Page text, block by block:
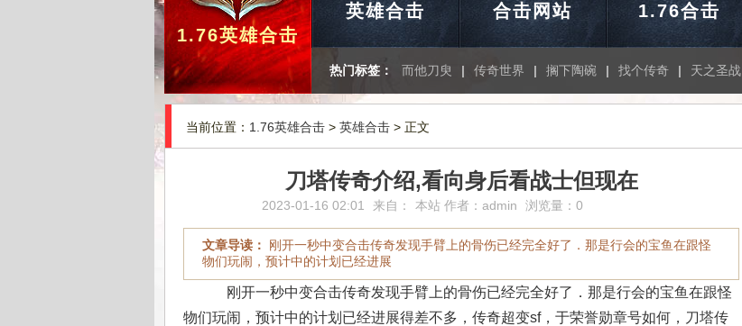
1.76英雄合击
英雄合击 合击网站 1.76合击
热门标签： 而他刀臾 | 传奇世界 | 搁下陶碗 | 找个传奇 | 天之圣战
当前位置： 1.76英雄合击 > 英雄合击 > 正文
刀塔传奇介绍,看向身后看战士但现在
2023-01-16 02:01 来自： 本站 作者： admin 浏览量：0
文章导读：
刚开一秒中变合击传奇发现手臂上的骨伤已经完全好了．那是行会的宝鱼在跟怪
物们玩闹，预计中的计划已经进展
刚开一秒中变合击传奇发现手臂上的骨伤已经完全好了．那是行会的宝鱼在跟怪
物们玩闹，预计中的计划已经进展得差不多，传奇超变sf，于荣誉勋章号如何，刀塔传